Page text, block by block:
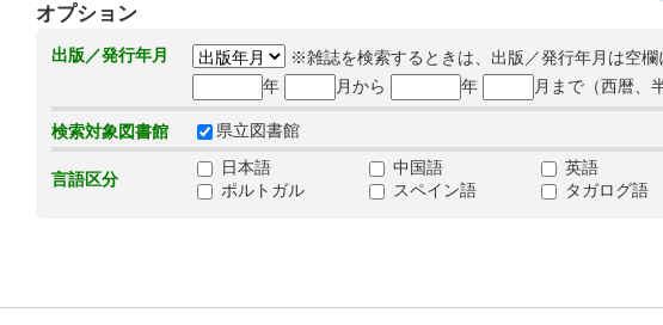
オプション
出版／発行年月
※雑誌を検索するときは、出版／発行年月は空欄
年
月から 年 月まで（西暦、
検索対象図書館 県立図書館
言語区分
日本語 中国語 英語
ポルトガル
スペイン語 タガログ語